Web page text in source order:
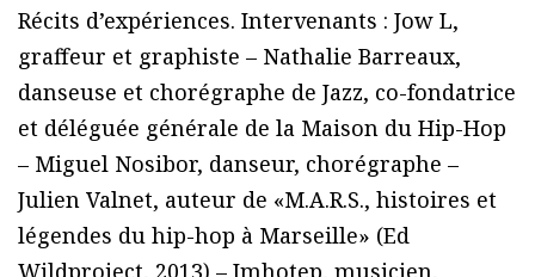
Récits d’expériences. Intervenants : Jow L,
graffeur et graphiste – Nathalie Barreaux,
danseuse et chorégraphe de Jazz, co-fondatrice
et déléguée générale de la Maison du Hip-Hop
– Miguel Nosibor, danseur, chorégraphe –
Julien Valnet, auteur de «M.A.R.S., histoires et
légendes du hip-hop à Marseille» (Ed
Wildproject, 2013) – Imhotep, musicien,